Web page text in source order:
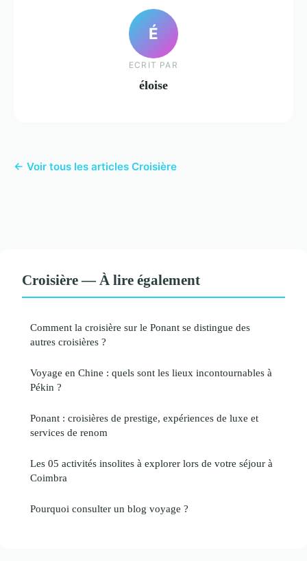
É
ECRIT PAR
éloise
← Voir tous les articles Croisière
Croisière — À lire également
Comment la croisière sur le Ponant se distingue des
autres croisières ?
Voyage en Chine : quels sont les lieux incontournables à
Pékin ?
Ponant : croisières de prestige, expériences de luxe et
services de renom
Les 05 activités insolites à explorer lors de votre séjour à
Coimbra
Pourquoi consulter un blog voyage ?